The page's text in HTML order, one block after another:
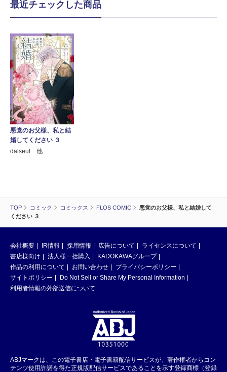
TOP コミック コミックス FLOS COMIC
悪党のお父様、私と結婚して
ください ３
最近チェックした商品
悪党のお父様、私と結
婚してください ３
dalseul 他
会社概要 IR情報 採用情報 広告について
ライセンスについて
書店様向け
法人様一括購入
KADOKAWAグループ
作品の利用について
お問い合わせ
プライバシーポリシー
サイトポリシー
Do Not Sell or Share My Personal Information
利用者情報の外部送信について
ABJマークは、この電子書店・電子書籍配信サービスが、著作権者からコン
テンツ使用許諾を得た正規版配信サービスであることを示す登録商標（登録